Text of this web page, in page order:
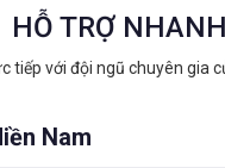
HỖ TRỢ NHANH
tiếp với đội ngũ chuyên gia
Nam